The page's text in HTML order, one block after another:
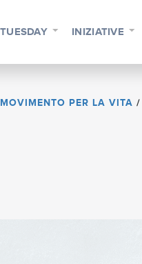
INIZIATIVE
PER LA VITA /